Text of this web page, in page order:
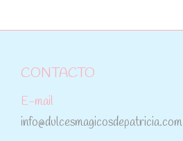
CONTACTO
E-mail
info@dulcesmagicosdepatricia.com